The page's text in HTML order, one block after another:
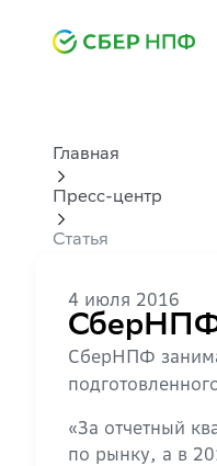
Главная
Пресс-центр
Статья
4 июля 2016
СберНПФ
СберНПФ
«За отчетный
по рынку, а в